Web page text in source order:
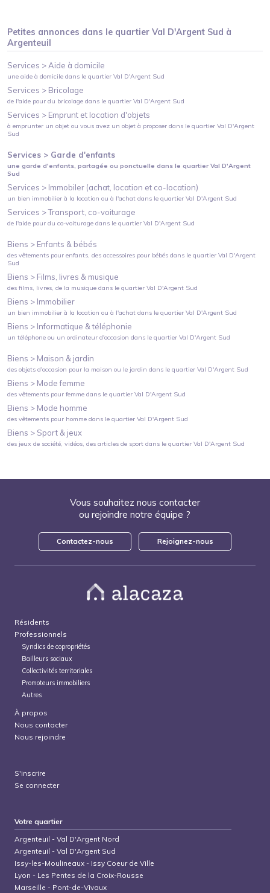
Petites annonces dans le quartierVal D'Argent Sud à
Argenteuil
Services > Aide à domicile
une aide à domicile dans le quartierVal D'Argent Sud
Services > Bricolage
de l'aide pour du bricolage dans le quartierVal D'Argent Sud
Services > Emprunt et location d'objets
à emprunter un objet ou vous avez un objet à proposer dans le quartierVal D'Argent
Sud
Services > Garde d'enfants
une garde d'enfants, partagée ou ponctuelle dans le quartierVal D'Argent
Sud
Services > Immobiler (achat, location et co-location)
un bien immobilier à la location ou à l'achat dans le quartierVal D'Argent Sud
Services >Transport, co-voiturage
de l'aide pour du co-voiturage dans le quartierVal D'Argent Sud
Biens > Enfants & bébés
des vêtements pour enfants, des accessoires pour bébés dans le quartierVal D'Argent
Sud
Biens > Films, livres & musique
des films, livres, de la musique dans le quartierVal D'Argent Sud
Biens > Immobilier
un bien immobilier à la location ou à l'achat dans le quartierVal D'Argent Sud
Biens > Informatique & téléphonie
un téléphone ou un ordinateur d'occasion dans le quartierVal D'Argent Sud
Biens > Maison & jardin
des objets d'occasion pour la maison ou le jardin dans le quartierVal D'Argent Sud
Biens > Mode femme
des vêtements pour femme dans le quartierVal D'Argent Sud
Biens > Mode homme
des vêtements pour homme dans le quartierVal D'Argent Sud
Biens > Sport & jeux
des jeux de société, vidéos, des articles de sport dans le quartierVal D'Argent Sud
Vous souhaitez nous contacter
ou rejoindre notre équipe ?
Contactez-nous Rejoignez-nous
Résidents
Professionnels
Syndics de copropriétés
Bailleurs sociaux
Collectivités territoriales
Promoteurs immobiliers
Autres
À propos
Nous contacter
Nous rejoindre
S'inscrire
Se connecter
Votre quartier
Argenteuil -Val D'Argent Nord
Argenteuil -Val D'Argent Sud
Issy-les-Moulineaux - Issy Coeur de Ville
Lyon - Les Pentes de la Croix-Rousse
Marseille - Pont-de-Vivaux